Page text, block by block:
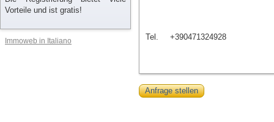
Vorteile und ist gratis!
Immoweb in Italiano Tel. +390471324928
Anfrage stellen